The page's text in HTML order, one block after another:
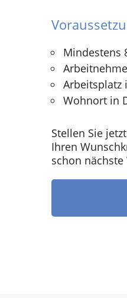
Mindestens
Arbeitsplatz
Wohnort in
Stellen Sie
Ihren
schon